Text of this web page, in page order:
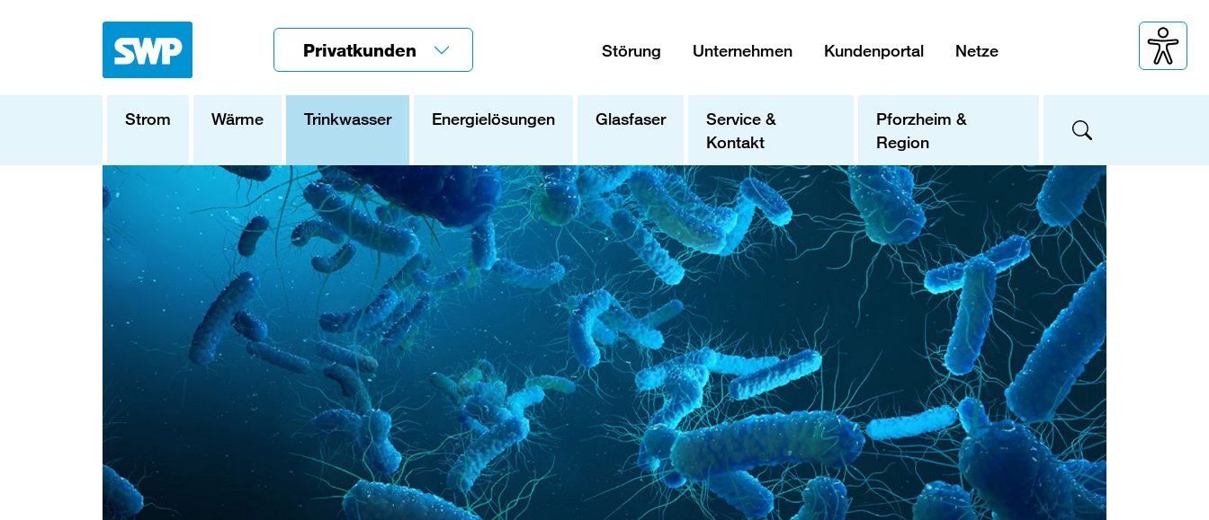
Privatkunden Störung Unternehmen Kundenportal Netze
Strom Wärme Trinkwasser Energielösungen Glasfaser
Service &
Kontakt
Pforzheim &
Region